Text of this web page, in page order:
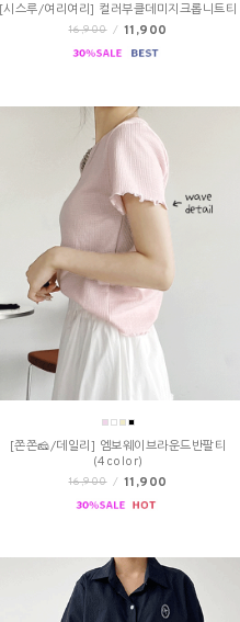
[시스루/여리여리] 컬러부클데미지크롭니트티
16,900 / 11,900
[쫀쫀🧀/데일리] 엠보웨이브라운드반팔티
(4color)
16,900 / 11,900